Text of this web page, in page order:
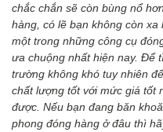
chắc chắn sẽ còn bùng nổ
hàng, có lẽ bạn không còn xa
một trong những công cụ
ưa chuộng nhất hiện nay. Để
trường không khó tuy nhiên
chất lượng tốt với mức giá tốt
được. Nếu bạn đang băn
phong đóng hàng ở đâu thì